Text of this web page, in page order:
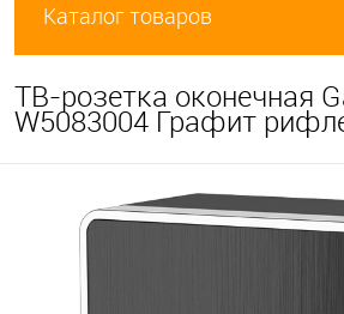
Каталог товаров
ТВ-розетка оконечная
W5083004 Графит